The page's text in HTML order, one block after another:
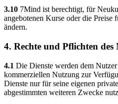
3.10 7Mind ist berechtigt, für
angebotenen Kurse oder die Preise
ändern.
4. Rechte und Pflichten des
4.1 Die Dienste werden dem
kommerziellen Nutzung zur
Dienste nur für seine eigenen
abgestimmten weiteren Zwecke